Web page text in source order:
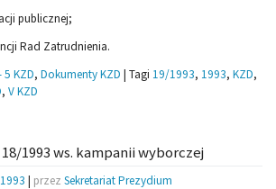
publicznej;
Rad Zatrudnienia.
5 KZD, Dokumenty KZD | Tagi 19/1993, 1993, KZD,
, V KZD
18/1993 ws. kampanii wyborczej
| przez Sekretariat Prezydium